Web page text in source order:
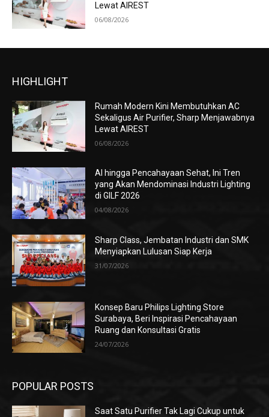
Lewat AIREST
06/08/2026
HIGHLIGHT
Rumah Modern Kini Membutuhkan AC
Sekaligus Air Purifier, Sharp Menjawabnya
Lewat AIREST
06/08/2026
AI hingga Pencahayaan Sehat, Ini Tren
yang Akan Mendominasi Industri Lighting
di GILF 2026
04/08/2026
Sharp Class, Jembatan Industri dan SMK
Menyiapkan Lulusan Siap Kerja
31/07/2026
Konsep Baru Philips Lighting Store
Surabaya, Beri Inspirasi Pencahayaan
Ruang dan Konsultasi Gratis
24/07/2026
POPULAR POSTS
Saat Satu Purifier Tak Lagi Cukup untuk